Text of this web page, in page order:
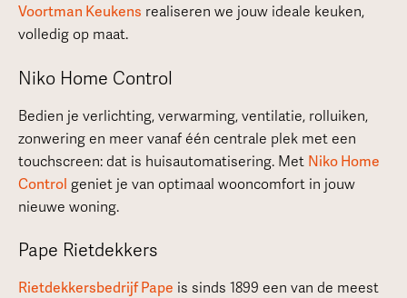
Voortman Keukens realiseren we jouw ideale keuken,
volledig op maat.
Niko Home Control
Bedien je verlichting, verwarming, ventilatie, rolluiken,
zonwering en meer vanaf één centrale plek met een
touchscreen: dat is huisautomatisering. Met Niko Home
Control geniet je van optimaal wooncomfort in jouw
nieuwe woning.
Pape Rietdekkers
Rietdekkersbedrijf Pape is sinds 1899 een van de meest